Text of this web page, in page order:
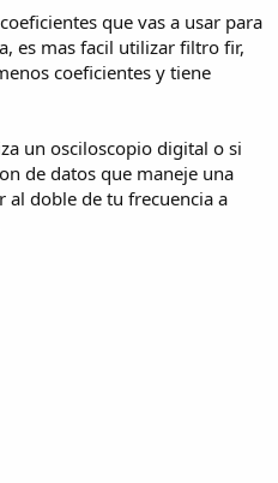
que vas a usar para
es mas facil utilizar filtro fir,
coeficientes y tiene
un osciloscopio digital o si
de datos que maneje una
al doble de tu frecuencia a